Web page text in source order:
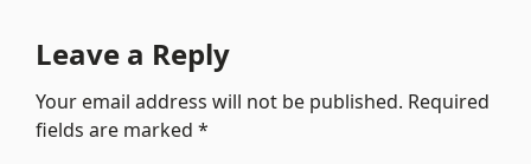
Leave a Reply
Your email address will not be published. Required
fields are marked*